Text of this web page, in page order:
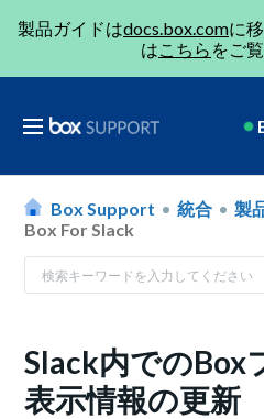
製品ガイドはdocs.box.comに
はこちら をご
Box Support 統合
製
Box For Slack
Slack内でのBox
表示情報の更新